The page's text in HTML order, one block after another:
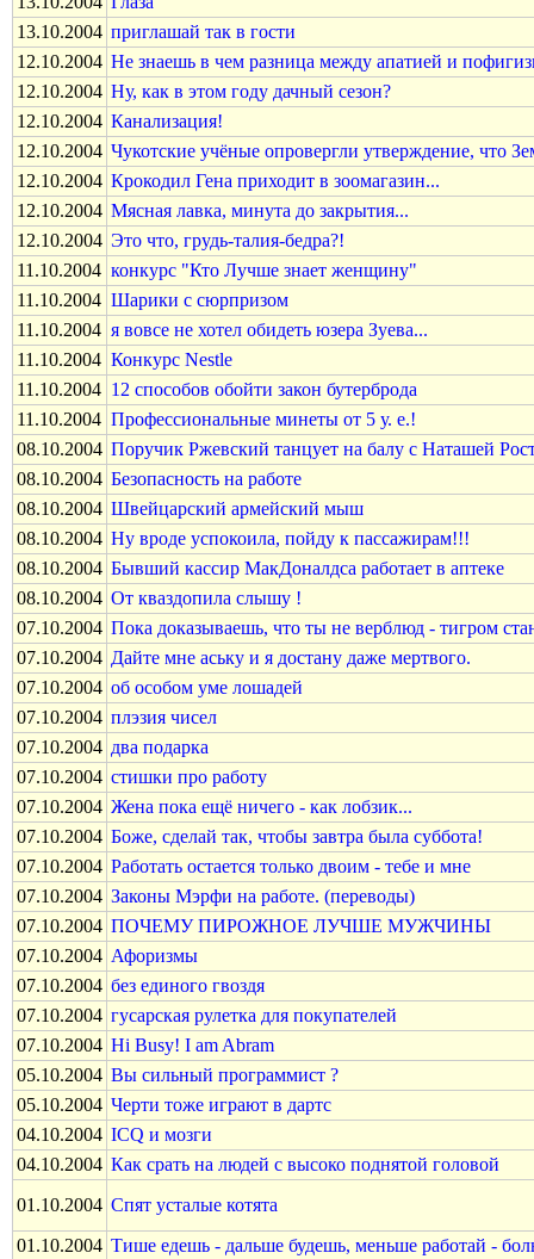
13.10.2004 приглашай так в гости
12.10.2004 Не знаешь в чем разница между апатией и
12.10.2004 Ну, как в этом году дачный сезон?
12.10.2004 Канализация!
12.10.2004 Чукотские учёные опровергли утверждение, что
12.10.2004 Крокодил Гена приходит в зоомагазин...
12.10.2004 Мясная лавка, минута до закрытия...
12.10.2004 Это что, грудь-талия-бедра?!
11.10.2004 конкурс "Кто Лучше знает женщину"
11.10.2004 Шарики с сюрпризом
11.10.2004 я вовсе не хотел обидеть юзера Зуева...
11.10.2004 Конкурс Nestle
11.10.2004 12 способов обойти закон бутерброда
11.10.2004 Профессиональные минеты от 5 у. е.!
08.10.2004 Поручик Ржевский танцует на балу с Наташей
08.10.2004 Безопасность на работе
08.10.2004 Швейцарский армейский мыш
08.10.2004 Ну вроде успокоила, пойду к пассажирам!!!
08.10.2004 Бывший кассир МакДоналдса работает в аптеке
08.10.2004 От кваздопила слышу !
07.10.2004 Пока доказываешь, что ты не верблюд - тигром
07.10.2004 Дайте мне аську и я достану даже мертвого.
07.10.2004 об особом уме лошадей
07.10.2004 плэзия чисел
07.10.2004 два подарка
07.10.2004 стишки про работу
07.10.2004 Жена пока ещё ничего - как лобзик...
07.10.2004 Боже, сделай так, чтобы завтра была суббота!
07.10.2004 Работать остается только двоим - тебе и мне
07.10.2004 Законы Мэрфи на работе. (переводы)
07.10.2004 ПОЧЕМУ ПИРОЖНОЕ ЛУЧШЕ МУЖЧИНЫ
07.10.2004 Афоризмы
07.10.2004 без единого гвоздя
07.10.2004 гусарская рулетка для покупателей
07.10.2004 Hi Busy! I am Abram
05.10.2004 Вы сильный программист ?
05.10.2004 Черти тоже играют в дартс
04.10.2004 ICQ и мозги
04.10.2004 Как срать на людей с высоко поднятой головой
01.10.2004 Спят усталые котята
01.10.2004 Тише едешь - дальше будешь, меньше работай -